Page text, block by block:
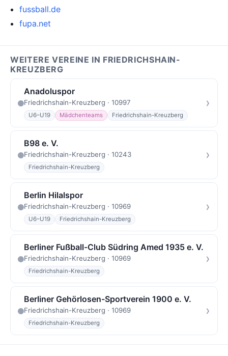
fussball.de
fupa.net
WEITERE VEREINE IN FRIEDRICHSHAIN-
KREUZBERG
Anadoluspor
Friedrichshain-Kreuzberg · 10997
U6–U19 Mädchenteams Friedrichshain-Kreuzberg
›
B98 e. V.
Friedrichshain-Kreuzberg · 10243
Friedrichshain-Kreuzberg
›
Berlin Hilalspor
Friedrichshain-Kreuzberg · 10969
U6–U19 Friedrichshain-Kreuzberg
›
Berliner Fußball-Club Südring Amed 1935 e. V.
Friedrichshain-Kreuzberg · 10969
Friedrichshain-Kreuzberg
›
Berliner Gehörlosen-Sportverein 1900 e. V.
Friedrichshain-Kreuzberg · 10969
Friedrichshain-Kreuzberg
›